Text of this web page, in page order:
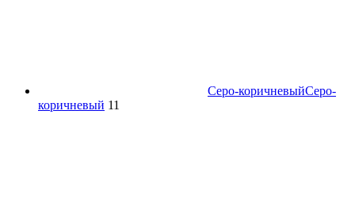
Серо-коричневыйСеро-
коричневый 11